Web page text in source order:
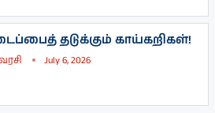
தடுக்கும் காய்கறிகள்!
July 6, 2026